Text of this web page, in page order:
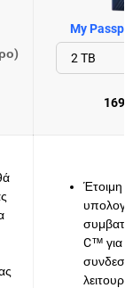
My
Έτοιμη
C™ για